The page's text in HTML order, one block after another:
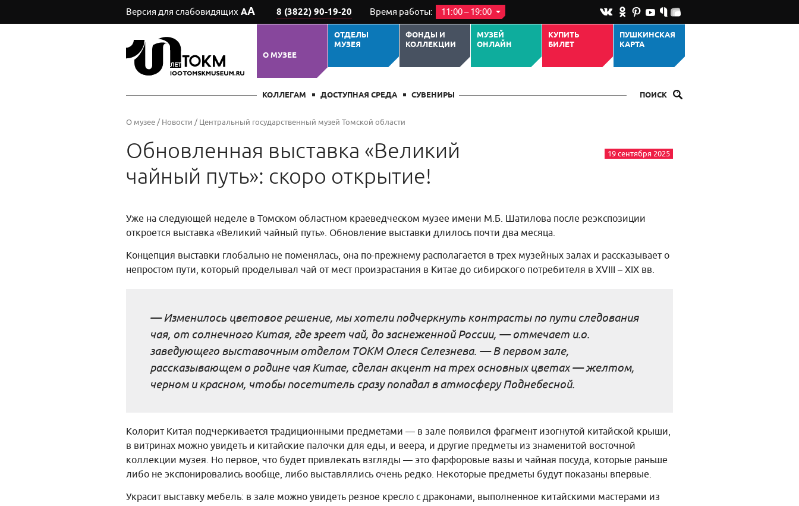
Версия для слабовидящих АА 8 (3822) 90-19-20 Время работы: 11:00 – 19:00
О МУЗЕЕ
ОТДЕЛЫ
МУЗЕЯ
ФОНДЫ И
КОЛЛЕКЦИИ
МУЗЕЙ
ОНЛАЙН
КУПИТЬ
БИЛЕТ
ПУШКИНСКАЯ
КАРТА
КОЛЛЕГАМ ДОСТУПНАЯ СРЕДА СУВЕНИРЫ ПОИСК
О музее/ Новости / Центральный государственный музей Томской области
19 сентября 2025
Обновленная выставка «Великий
чайный путь»: скоро открытие!
Уже на следующей неделе в Томском областном краеведческом музее имени М.Б. Шатилова после реэкспозиции
откроется выставка «Великий чайный путь». Обновление выставки длилось почти два месяца.
Концепция выставки глобально не поменялась, она по-прежнему располагается в трех музейных залах и рассказывает о
непростом пути, который проделывал чай от мест произрастания в Китае до сибирского потребителя в XVIII – XIX вв.
— Изменилось цветовое решение, мы хотели подчеркнуть контрасты по пути следования
чая, от солнечного Китая, где зреет чай, до заснеженной России, — отмечает и.о.
заведующего выставочным отделом ТОКМ Олеся Селезнева. — В первом зале,
рассказывающем о родине чая Китае, сделан акцент на трех основных цветах — желтом,
черном и красном, чтобы посетитель сразу попадал в атмосферу Поднебесной.
Колорит Китая подчеркивается традиционными предметами — в зале появился фрагмент изогнутой китайской крыши,
в витринах можно увидеть и китайские палочки для еды, и веера, и другие предметы из знаменитой восточной
коллекции музея. Но первое, что будет привлекать взгляды — это фарфоровые вазы и чайная посуда, которые раньше
либо не экспонировались вообще, либо выставлялись очень редко. Некоторые предметы будут показаны впервые.
Украсит выставку мебель: в зале можно увидеть резное кресло с драконами, выполненное китайскими мастерами из